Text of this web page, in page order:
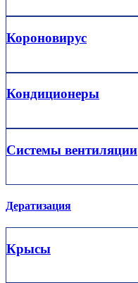
Короновирус
Кондиционеры
Системы вентиляции
Дератизация
Крысы